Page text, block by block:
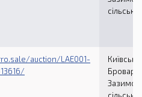
auction/LAE001-